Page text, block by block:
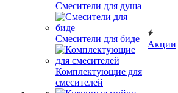
Смесители для душа
Смесители для биде
Комплектующие для
смесителей
Акции